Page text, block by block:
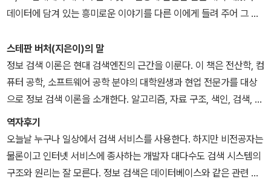
데이터에 담겨 있는 흥미로운 이야기를 다른 이에게 들려 주어 그 변
다운 시각화》, 《해커 스타일로 배우는 기계학습》, 《디자이닝 인포메
이션》, 《정보 검색의 이론과 실제》가 있다.
스테판 버처(지은이)의 말
정보 검색 이론은 현대 검색엔진의 근간을 이룬다. 이 책은 전산학, 컴
퓨터 공학, 소프트웨어 공학 분야의 대학원생과 현업 전문가를 대상
으로 정보 검색 이론을 소개한다. 알고리즘, 자료 구조, 색인, 검색, 평
가와 같은 핵심 주제는 물론이고 더 깊이 탐구할 수 있는 바탕을 제공
함으로써 폭넓은 관심을 끌 만한 주제를 선정했다. 또한 웹 검색엔진,
병렬 처리 시스템, XML 검색과 같이 잘 알려졌거나 향후 널리 쓰일
응용 분야의 특성을 다루는 데에도 신경을 썼다. 이론과 실제 사이에
역자후기
오늘날 누구나 일상에서 검색 서비스를 사용한다. 하지만 비전공자는
물론이고 인터넷 서비스에 종사하는 개발자 대다수도 검색 시스템의
구조와 원리는 잘 모른다. 정보 검색은 데이터베이스와 같은 관련 분